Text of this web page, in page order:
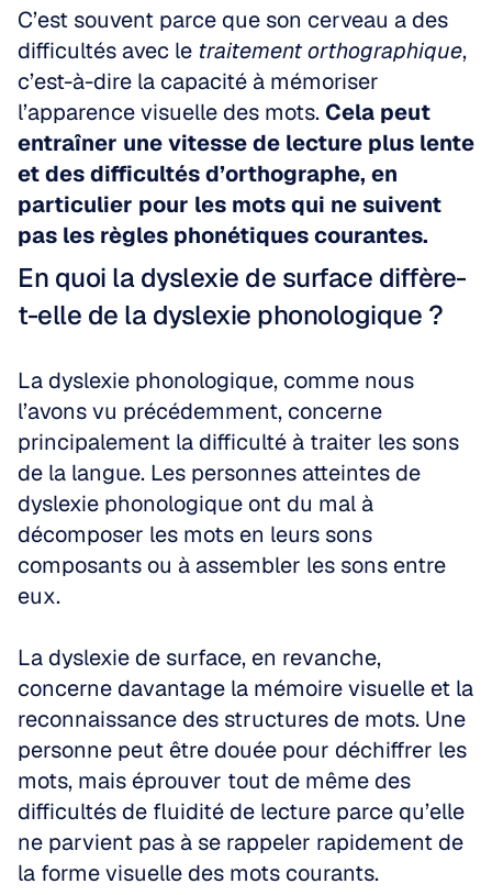
C’est souvent parce que son cerveau a des
difficultés avec le traitement orthographique,
c’est-à-dire la capacité à mémoriser
l’apparence visuelle des mots. Cela peut
entraîner une vitesse de lecture plus lente
et des difficultés d’orthographe, en
particulier pour les mots qui ne suivent
pas les règles phonétiques courantes.
En quoi la dyslexie de surface diffère-
t-elle de la dyslexie phonologique ?
La dyslexie phonologique, comme nous
l’avons vu précédemment, concerne
principalement la difficulté à traiter les sons
de la langue. Les personnes atteintes de
dyslexie phonologique ont du mal à
décomposer les mots en leurs sons
composants ou à assembler les sons entre
eux.
La dyslexie de surface, en revanche,
concerne davantage la mémoire visuelle et la
reconnaissance des structures de mots. Une
personne peut être douée pour déchiffrer les
mots, mais éprouver tout de même des
difficultés de fluidité de lecture parce qu’elle
ne parvient pas à se rappeler rapidement de
la forme visuelle des mots courants.